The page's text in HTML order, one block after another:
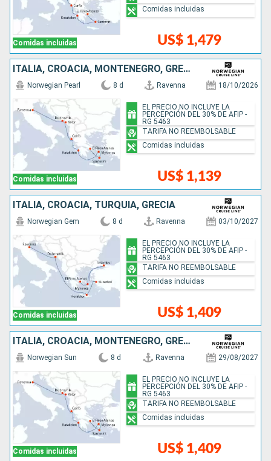
Comidas incluidas US$ 1,479
Comidas incluidas
ITALIA, CROACIA, MONTENEGRO, GRECIA
Comidas incluidas
Norwegian Pearl 8 d Ravenna 18/10/2026
US$ 1,139
EL PRECIO NO INCLUYE LA
PERCEPCIÓN DEL 30% DE AFIP -
RG 5463
TARIFA NO REEMBOLSABLE
Comidas incluidas
ITALIA, CROACIA, TURQUÍA, GRECIA
Comidas incluidas
Norwegian Gem 8 d Ravenna 03/10/2027
US$ 1,409
EL PRECIO NO INCLUYE LA
PERCEPCIÓN DEL 30% DE AFIP -
RG 5463
TARIFA NO REEMBOLSABLE
Comidas incluidas
ITALIA, CROACIA, MONTENEGRO, GRECIA
Comidas incluidas
Norwegian Sun 8 d Ravenna 29/08/2027
US$ 1,409
EL PRECIO NO INCLUYE LA
PERCEPCIÓN DEL 30% DE AFIP -
RG 5463
TARIFA NO REEMBOLSABLE
Comidas incluidas